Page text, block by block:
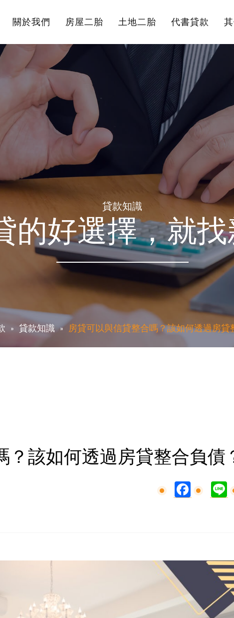
關於我們 房屋二胎 土地二胎 代書貸款
貸款知識
的好選擇，就
貸款知識 房貸可以與信貸整合嗎？該如何透過房貸
？該如何透過房貸整合負債
Facebook